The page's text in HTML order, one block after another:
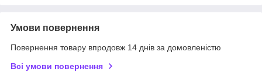
Умови повернення
Повернення товару впродовж 14 днів за домовленістю
Всі умови повернення